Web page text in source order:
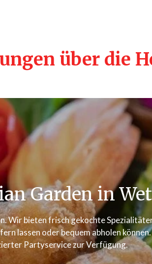
über die
Garden in
Wir bieten frisch gekochte
lassen oder bequem abholen
Partyservice zur Verfügung.